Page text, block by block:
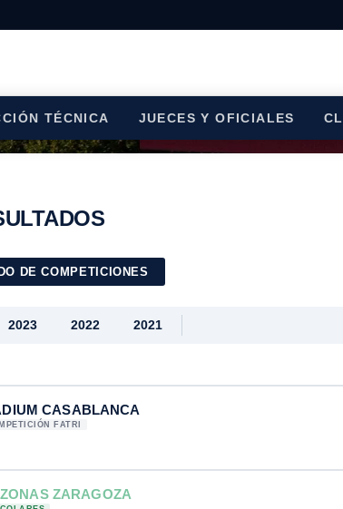
TÉCNICA JUECES Y OFICIALES
DE COMPETICIONES
2023 2022 2021
CASABLANCA
FATRI
ZARAGOZA